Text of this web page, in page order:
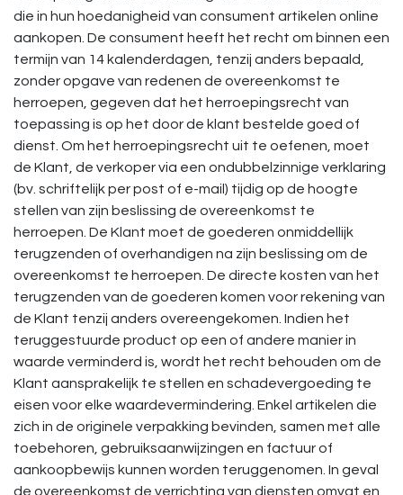
die in hun hoedanigheid van consument artikelen online
aankopen. De consument heeft het recht om binnen een
termijn van 14 kalenderdagen, tenzij anders bepaald,
zonder opgave van redenen de overeenkomst te
herroepen, gegeven dat het herroepingsrecht van
toepassing is op het door de klant bestelde goed of
dienst. Om het herroepingsrecht uit te oefenen, moet
de Klant, de verkoper via een ondubbelzinnige verklaring
(bv. schriftelijk per post of e-mail) tijdig op de hoogte
stellen van zijn beslissing de overeenkomst te
herroepen. De Klant moet de goederen onmiddellijk
terugzenden of overhandigen na zijn beslissing om de
overeenkomst te herroepen. De directe kosten van het
terugzenden van de goederen komen voor rekening van
de Klant tenzij anders overeengekomen. Indien het
teruggestuurde product op een of andere manier in
waarde verminderd is, wordt het recht behouden om de
Klant aansprakelijk te stellen en schadevergoeding te
eisen voor elke waardevermindering. Enkel artikelen die
zich in de originele verpakking bevinden, samen met alle
toebehoren, gebruiksaanwijzingen en factuur of
aankoopbewijs kunnen worden teruggenomen. In geval
de overeenkomst de verrichting van diensten omvat en